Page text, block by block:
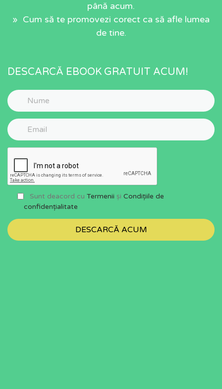
până acum.
» Cum să te promovezi corect ca să afle lumea
de tine.
DESCARCĂ EBOOK GRATUIT ACUM!
Sunt deacord cu Termenii și Condițiile de
confidențialitate